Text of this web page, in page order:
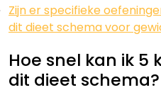
Zijn er specifieke
dit dieet schema voor
Hoe snel kan ik 5
dit dieet schema?